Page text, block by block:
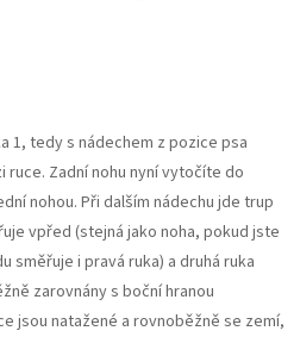
1, tedy s nádechem z pozice psa
ruce. Zadní nohu nyní vytočíte do
nohou. Při dalším nádechu jde trup
vpřed (stejná jako noha, pokud jste
směřuje i pravá ruka) a druhá ruka
zarovnány s boční hranou
jsou natažené a rovnoběžně se zemí,